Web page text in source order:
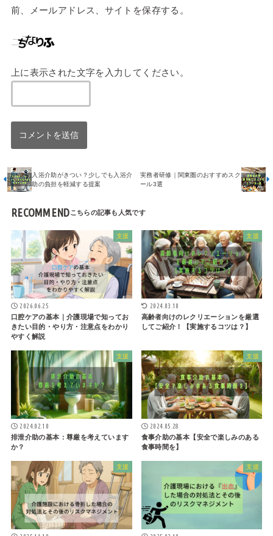
前、メールアドレス、サイトを保存する。
上に表示された文字を入力してください。
入浴介助がきつい？少しでも入浴介
助の負担を軽減する提案
実務者研修｜関東圏のおすすめスク
ール3選
RECOMMEND
支援
2026.06.25
口腔ケアの基本｜介護現場で知ってお
きたい目的・やり方・注意点をわかり
やすく解説
支援
2024.03.10
高齢者向けのレクリエーションを厳選
してご紹介！【実施するコツは？】
支援
2024.02.10
排泄介助の基本：尊厳を考えています
か？
支援
2024.05.28
食事介助の基本【安全で楽しみのある
食事時間を】
支援 支援